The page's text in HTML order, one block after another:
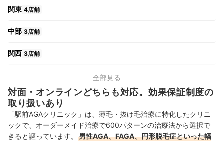
関東 4店舗
中部 3店舗
関西 3店舗
九州・沖縄 1店舗
全部見る
対面・オンラインどちらも対応。効果保証制度の
取り扱いあり
「駅前AGAクリニック」は、薄毛・抜け毛治療に特化したクリニ
ックで、オーダーメイド治療で600パターンの治療法から選択で
きると謳っています。
男性AGA、FAGA、円形脱毛症といった幅